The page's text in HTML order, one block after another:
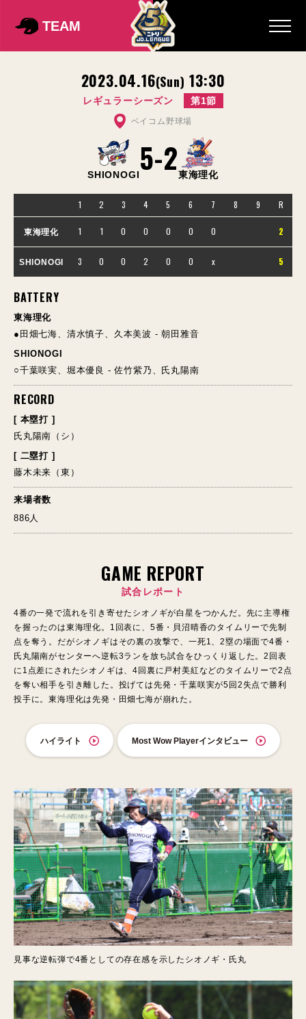
TEAM
2023.04.16(Sun) 13:30
レギュラーシーズン 第1節
ベイコム野球場
SHIONOGI5-2東海理化
1 2 3 4 5 6 7 8 9 R
東海理化 1 1 0 0 0 0 0 2
SHIONOGI 3 0 0 2 0 0 x 5
BATTERY
東海理化
●田畑七海、清水慎子、久本美波 - 朝田雅音
SHIONOGI
○千葉咲実、堀本優良 - 佐竹紫乃、氏丸陽南
RECORD
[ 本塁打 ]
氏丸陽南（シ）
[ 二塁打 ]
藤木未来（東）
来場者数
886人
GAME REPORT
試合レポート
4番の一発で流れを引き寄せたシオノギが白星をつかんだ。先に主導権
を握ったのは東海理化。1回表に、5番・貝沼晴香のタイムリーで先制
点を奪う。だがシオノギはその裏の攻撃で、一死1、2塁の場面で4番・
氏丸陽南がセンターへ逆転3ランを放ち試合をひっくり返した。2回表
に1点差にされたシオノギは、4回裏に戸村美紅などのタイムリーで2点
を奪い相手を引き離した。投げては先発・千葉咲実が5回2失点で勝利
投手に。東海理化は先発・田畑七海が崩れた。
ハイライト Most Wow Playerインタビュー
見事な逆転弾で4番としての存在感を示したシオノギ・氏丸